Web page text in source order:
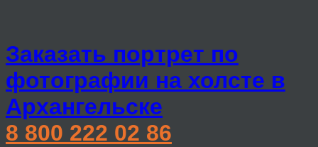
Заказать портрет по
фотографии на холсте в
Архангельске
8 800 222 02 86